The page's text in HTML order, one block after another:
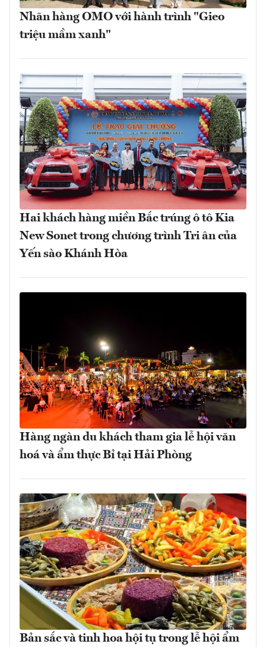
Nhãn hàng OMO với hành trình "Gieo
triệu mầm xanh"
Hai khách hàng miền Bắc trúng ô tô Kia
New Sonet trong chương trình Tri ân của
Yến sào Khánh Hòa
Hàng ngàn du khách tham gia lễ hội văn
hoá và ẩm thực Bỉ tại Hải Phòng
Bản sắc và tinh hoa hội tụ trong lễ hội ẩm